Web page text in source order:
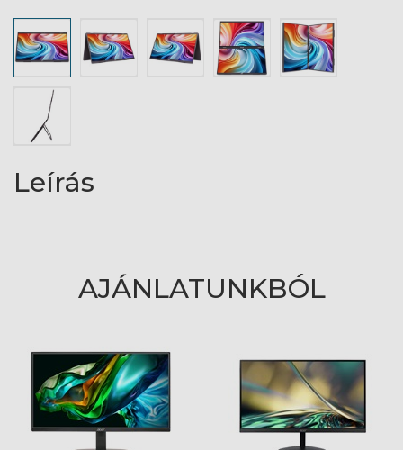
Leírás
AJÁNLATUNKBÓL